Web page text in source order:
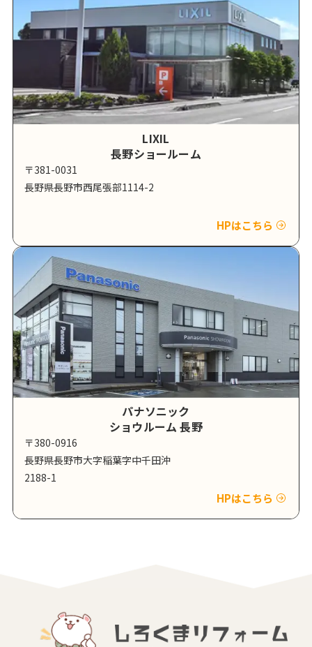
LIXIL
長野ショールーム
〒381-0031
長野県長野市西尾張部1114-2
HPはこちら
パナソニック
ショウルーム 長野
〒380-0916
長野県長野市大字稲葉字中千田沖
2188-1
HPはこちら